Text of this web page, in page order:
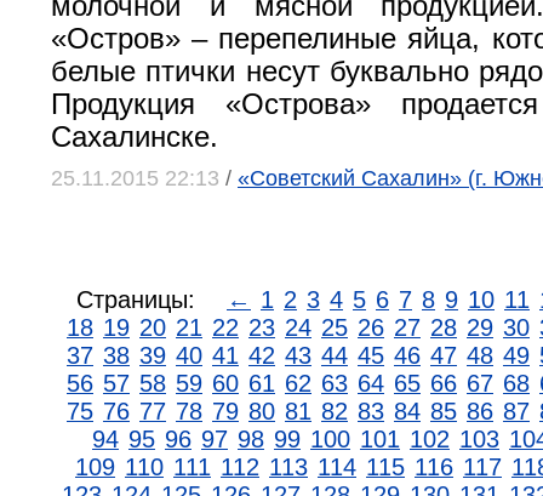
«Остров» – перепелиные яйца,
белые птички несут буквально
Продукция «Острова»
Сахалинске.
25.11.2015 22:13 / «Советский Сахалин» (г.
Страницы: ← 1 2 3 4 5 6 7 8 9 10 11
18 19 20 21 22 23 24 25 26 27 28 29 30
37 38 39 40 41 42 43 44 45 46 47 48 49
56 57 58 59 60 61 62 63 64 65 66 67 68
75 76 77 78 79 80 81 82 83 84 85 86 87
94 95 96 97 98 99 100 101 102 103
109 110 111 112 113 114 115 116 117